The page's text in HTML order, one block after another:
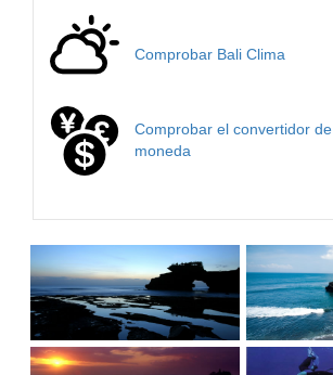
Comprobar Bali Clima
Comprobar el convertidor de
moneda